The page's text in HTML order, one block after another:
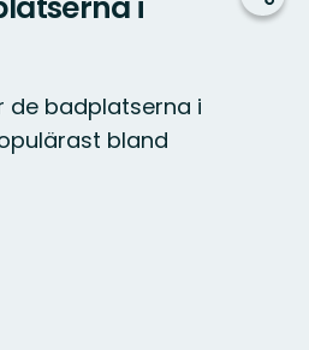
de badplatserna i
bland